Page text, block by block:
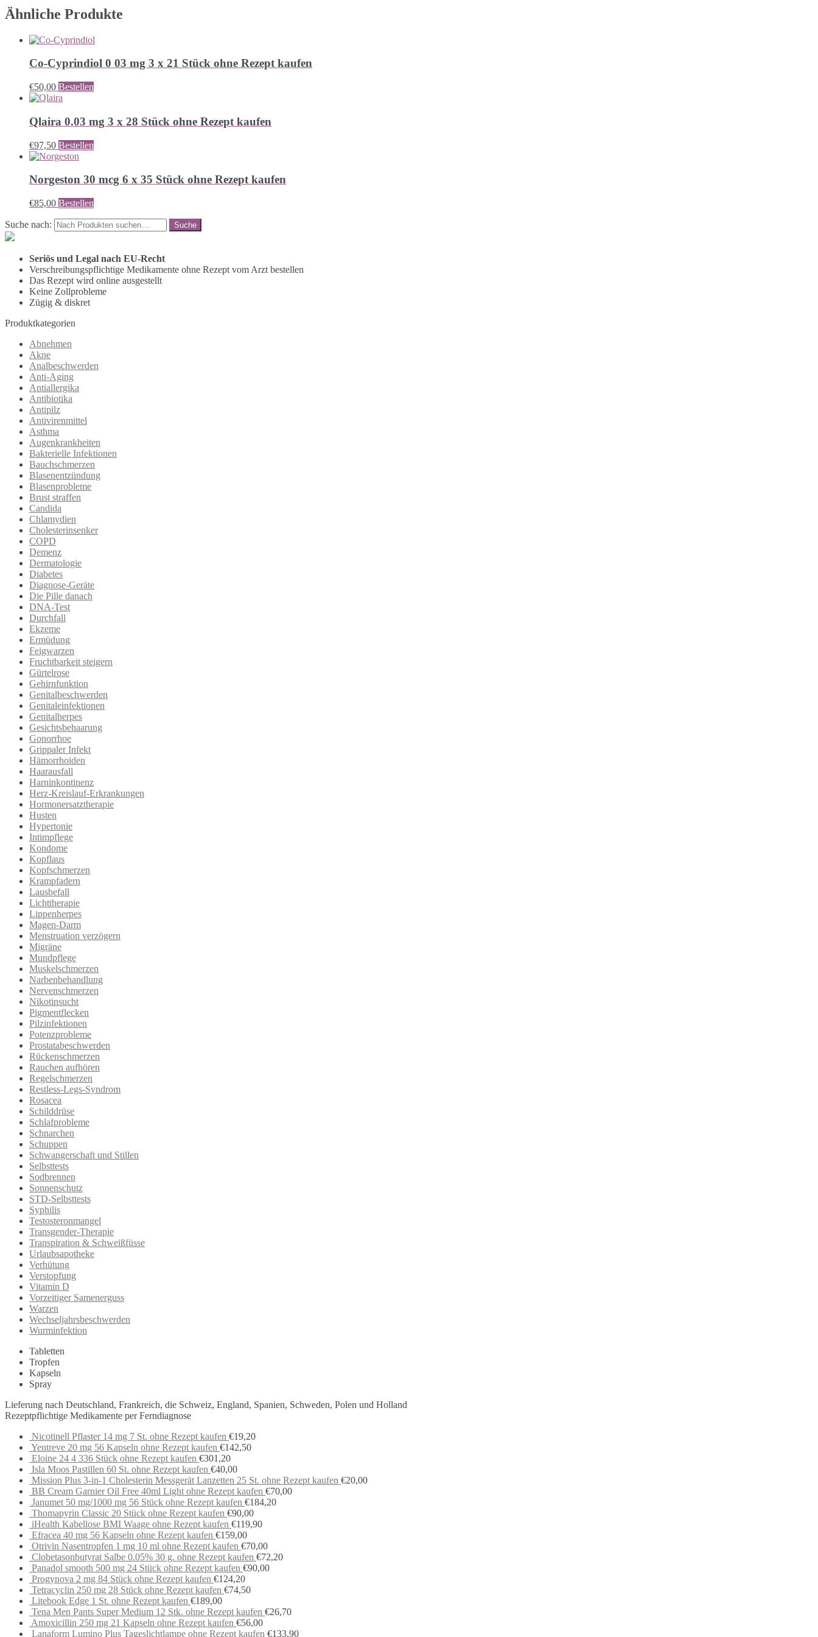
Ähnliche Produkte
Co-Cyprindiol 0 03 mg 3 x 21 Stück ohne Rezept kaufen
€50,00 Bestellen
Qlaira 0.03 mg 3 x 28 Stück ohne Rezept kaufen
€97,50 Bestellen
Norgeston 30 mcg 6 x 35 Stück ohne Rezept kaufen
€85,00 Bestellen
Suche nach:
Seriös und Legal nach EU-Recht
Verschreibungspflichtige Medikamente ohne Rezept vom Arzt bestellen
Das Rezept wird online ausgestellt
Keine Zollprobleme
Zügig & diskret
Produktkategorien
Abnehmen
Akne
Analbeschwerden
Anti-Aging
Antiallergika
Antibiotika
Antipilz
Antivirenmittel
Asthma
Augenkrankheiten
Bakterielle Infektionen
Bauchschmerzen
Blasenentzündung
Blasenprobleme
Brust straffen
Candida
Chlamydien
Cholesterinsenker
COPD
Demenz
Dermatologie
Diabetes
Diagnose-Geräte
Die Pille danach
DNA-Test
Durchfall
Ekzeme
Ermüdung
Feigwarzen
Fruchtbarkeit steigern
Gürtelrose
Gehirnfunktion
Genitalbeschwerden
Genitaleinfektionen
Genitalherpes
Gesichtsbehaarung
Gonorrhoe
Grippaler Infekt
Hämorrhoiden
Haarausfall
Harninkontinenz
Herz-Kreislauf-Erkrankungen
Hormonersatztherapie
Husten
Hypertonie
Intimpflege
Kondome
Kopflaus
Kopfschmerzen
Krampfadern
Lausbefall
Lichttherapie
Lippenherpes
Magen-Darm
Menstruation verzögern
Migräne
Mundpflege
Muskelschmerzen
Narbenbehandlung
Nervenschmerzen
Nikotinsucht
Pigmentflecken
Pilzinfektionen
Potenzprobleme
Prostatabeschwerden
Rückenschmerzen
Rauchen aufhören
Regelschmerzen
Restless-Legs-Syndrom
Rosacea
Schilddrüse
Schlafprobleme
Schnarchen
Schuppen
Schwangerschaft und Stillen
Selbsttests
Sodbrennen
Sonnenschutz
STD-Selbsttests
Syphilis
Testosteronmangel
Transgender-Therapie
Transpiration & Schweißfüsse
Urlaubsapotheke
Verhütung
Verstopfung
Vitamin D
Vorzeitiger Samenerguss
Warzen
Wechseljahrsbeschwerden
Wurminfektion
Tabletten
Tropfen
Kapseln
Spray
Lieferung nach Deutschland, Frankreich, die Schweiz, England, Spanien, Schweden, Polen und Holland
Rezeptpflichtige Medikamente per Ferndiagnose
Nicotinell Pflaster 14 mg 7 St. ohne Rezept kaufen €19,20
Yentreve 20 mg 56 Kapseln ohne Rezept kaufen €142,50
Eloine 24 4 336 Stück ohne Rezept kaufen €301,20
Isla Moos Pastillen 60 St. ohne Rezept kaufen €40,00
Mission Plus 3-in-1 Cholesterin Messgerät Lanzetten 25 St. ohne Rezept kaufen €20,00
BB Cream Garnier Oil Free 40ml Light ohne Rezept kaufen €70,00
Janumet 50 mg/1000 mg 56 Stück ohne Rezept kaufen €184,20
Thomapyrin Classic 20 Stück ohne Rezept kaufen €90,00
iHealth Kabellose BMI Waage ohne Rezept kaufen €119,90
Efracea 40 mg 56 Kapseln ohne Rezept kaufen €159,00
Otrivin Nasentropfen 1 mg 10 ml ohne Rezept kaufen €70,00
Clobetasonbutyrat Salbe 0.05% 30 g. ohne Rezept kaufen €72,20
Panadol smooth 500 mg 24 Stück ohne Rezept kaufen €90,00
Progynova 2 mg 84 Stück ohne Rezept kaufen €124,20
Tetracyclin 250 mg 28 Stück ohne Rezept kaufen €74,50
Litebook Edge 1 St. ohne Rezept kaufen €189,00
Tena Men Pants Super Medium 12 Stk. ohne Rezept kaufen €26,70
Amoxicillin 250 mg 21 Kapseln ohne Rezept kaufen €56,00
Lanaform Lumino Plus Tageslichtlampe ohne Rezept kaufen €133,90